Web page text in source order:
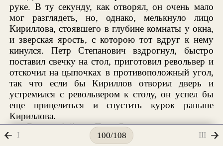
руке. В ту секунду, как отворял, он очень мало
мог разглядеть, но, однако, мелькнуло лицо
Кириллова, стоявшего в глубине комнаты у окна,
и зверская ярость, с которою тот вдруг к нему
кинулся. Петр Степанович вздрогнул, быстро
поставил свечку на стол, приготовил револьвер и
отскочил на цыпочках в противоположный угол,
так что если бы Кириллов отворил дверь и
устремился с револьвером к столу, он успел бы
еще прицелиться и спустить курок раньше
Кириллова.
В самоубийство Петр Степанович уже совсем
теперь не верил! «Стоял среди комнаты и думал,
I 100/108 III